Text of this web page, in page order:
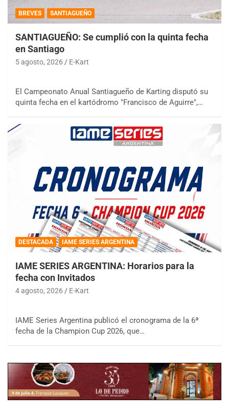
BREVES SANTIAGUEÑO
SANTIAGUEÑO: Se cumplió con la quinta fecha
en Santiago
5 agosto, 2026 E-Kart
El Campeonato Anual Santiagueño de Karting disputó su
quinta fecha en el kartódromo "Francisco de Aguirre",…
DESTACADA IAME SERIES ARGENTINA
IAME SERIES ARGENTINA: Horarios para la
fecha con Invitados
4 agosto, 2026 E-Kart
IAME Series Argentina publicó el cronograma de la 6ª
fecha de la Champion Cup 2026, que…